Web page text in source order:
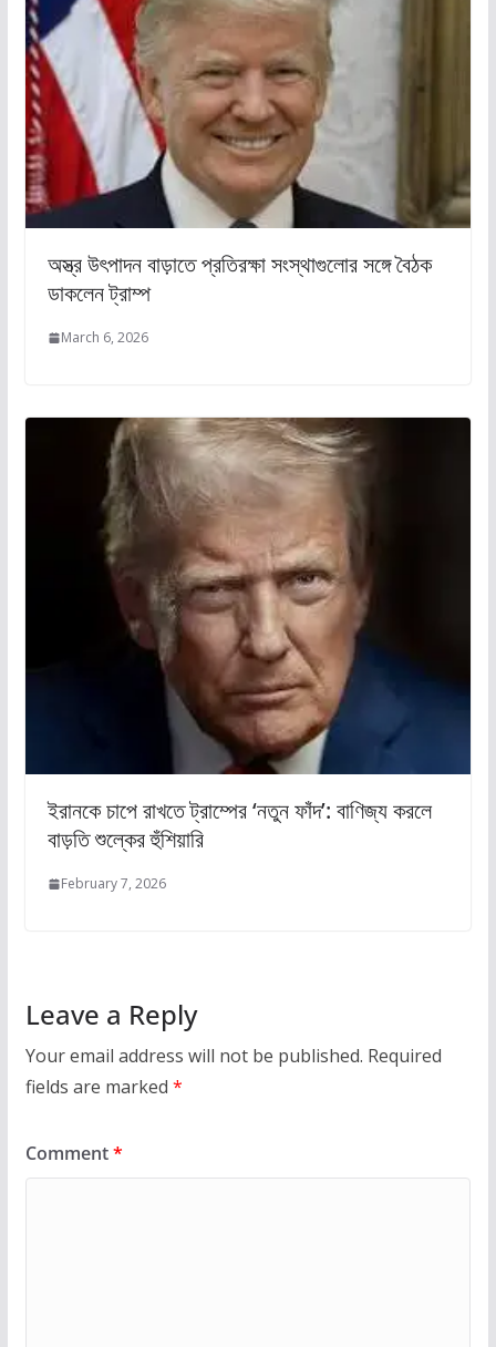
অস্ত্র উৎপাদন বাড়াতে প্রতিরক্ষা সংস্থাগুলোর সঙ্গে বৈঠক
ডাকলেন ট্রাম্প
March 6, 2026
ইরানকে চাপে রাখতে ট্রাম্পের ‘নতুন ফাঁদ’: বাণিজ্য করলে
বাড়তি শুল্কের হুঁশিয়ারি
February 7, 2026
Leave a Reply
Your email address will not be published. Required
fields are marked *
Comment*